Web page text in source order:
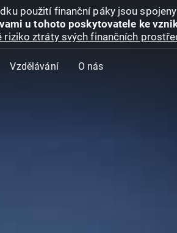
použití finanční páky jsou
u tohoto poskytovatele ke
ztráty svých finančních
Vzdělávání O nás